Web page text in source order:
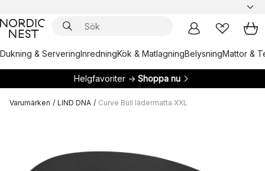
Dukning & ServeringInredningKök & MatlagningBelysningMattor &
Helgfavoriter → Shoppa nu
Varumärken / LIND DNA / Curve Bull lädermatta XXL